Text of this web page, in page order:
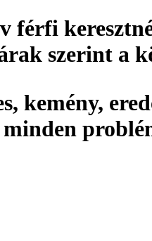
férfi
szerint a
kemény,